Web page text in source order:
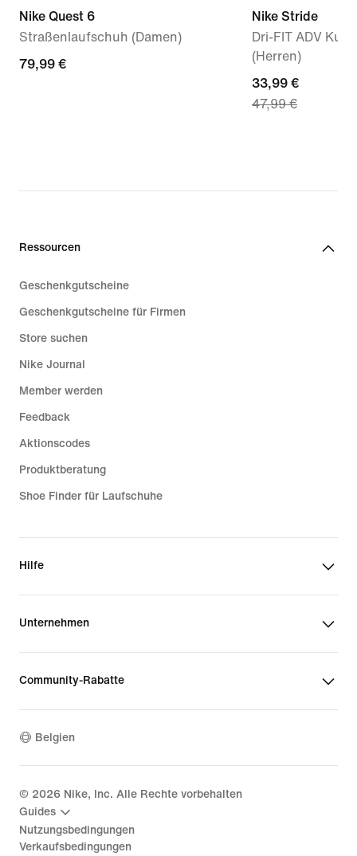
Nike Quest 6
Straßenlaufschuh (Damen)
79,99 €
79,99 €
Nike Stride
Dri-FIT ADV
(Herren)
current
price
47,99 €
33,99 €
47,99 €
Ressourcen
Geschenkgutscheine
Geschenkgutscheine für Firmen
Store suchen
Nike Journal
Member werden
Feedback
Aktionscodes
Produktberatung
Shoe Finder für Laufschuhe
Hilfe
Unternehmen
Community-Rabatte
Belgien
© 2026 Nike, Inc. Alle Rechte vorbehalten
Guides
Nutzungsbedingungen
Verkaufsbedingungen